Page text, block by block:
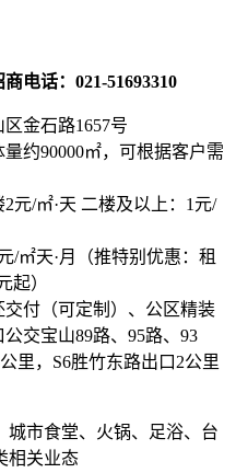
电话：021-51693310
金石路1657号
约90000㎡，可根据客户需
元/㎡·天 二楼及以上：1元/
/㎡天·月（推特别优惠：租
起）
付（可定制）、公区精装
交宝山89路、95路、93
里，S6胜竹东路出口2公里
城市食堂、火锅、足浴、台
相关业态